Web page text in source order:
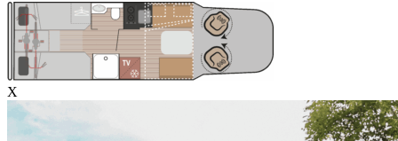
X